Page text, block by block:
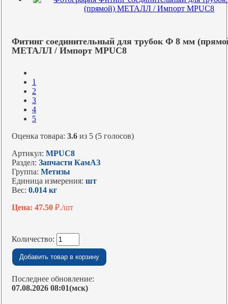
Фитинг соединительный для трубок Ф 8 мм
МЕТАЛЛ / Импорт MPUC8
1
2
3
4
5
Оценка товара:3.6 из 5 (5 голосов)
Артикул:MPUC8
Раздел:Запчасти КамАЗ
Группа:Метизы
Единица измерения:шт
Вес:0.014 кг
Цена: 47.50₽./шт
Количество:
Последнее обновление:
07.08.2026 08:01(мск)